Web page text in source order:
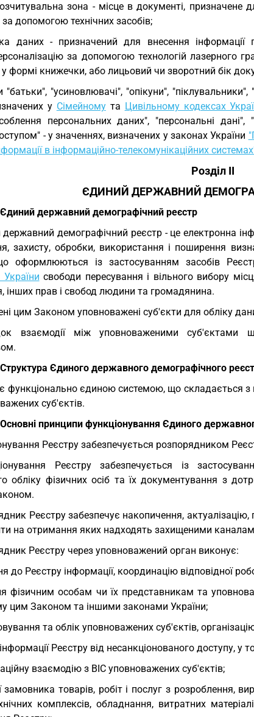
зона - місце в документі, призначене
допомогою технічних засобів;
даних - призначений для внесення
за допомогою технологій лазерного
у формі книжечки, або лицьовий чи зворотний бік
"батьки", "усиновлювачі", "опікуни",
у Сімейномута Цивільному кодексах
персональних даних", "персональні дані",
- у значеннях, визначених у законах України
в інформаційно-телекомунікаційних
Розділ II
ЄДИНИЙ ДЕРЖАВНИЙ
Єдиний державний демографічний реєстр
демографічний реєстр - це електронна
захисту, обробки, використання і поширення
оформлюються із застосуванням засобів
свободи пересування і вільного вибору
інших прав і свобод людини та громадянина.
цим Законом уповноважені суб'єкти для обліку
взаємодії між уповноваженими суб'єктами
Структура Єдиного державного демографічного
функціонально єдиною системою, що складається з
суб'єктів.
Основні принципи функціонування Єдиного
Реєстру забезпечується розпорядником
Реєстру забезпечується із
обліку фізичних осіб та їх документування з
Реєстру забезпечує накопичення,
на отримання яких надходять захищеними
Реєстру через уповноважений орган виконує:
до Реєстру інформації, координацію відповідної
фізичним особам чи їх представникам та
цим Законом та іншими законами України;
та облік уповноважених суб'єктів,
Реєстру від несанкціонованого доступу, у
взаємодію з ВІС уповноважених суб'єктів;
замовника товарів, робіт і послуг з розроблення,
комплексів, обладнання, витратних